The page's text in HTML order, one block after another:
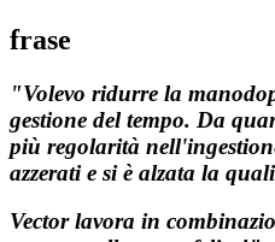
frase
"Volevo ridurre la
gestione del tempo. Da
più regolarità
azzerati e si è alzata la
Vector lavora in